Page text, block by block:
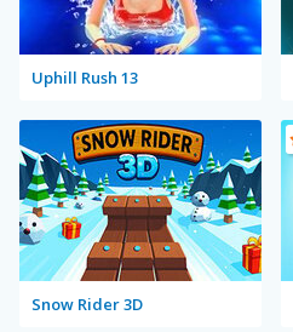
Uphill Rush 13
Snow Rider 3D